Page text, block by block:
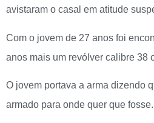
avistaram o casal em atitude
Com o jovem de 27 anos foi
anos mais um revólver calibre 38
O jovem portava a arma dizendo
armado para onde quer que fosse.